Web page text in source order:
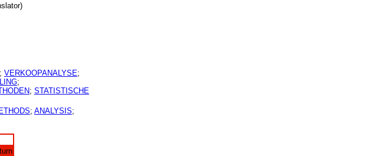
VERKOOPANALYSE;
;
; STATISTISCHE
; ANALYSIS;